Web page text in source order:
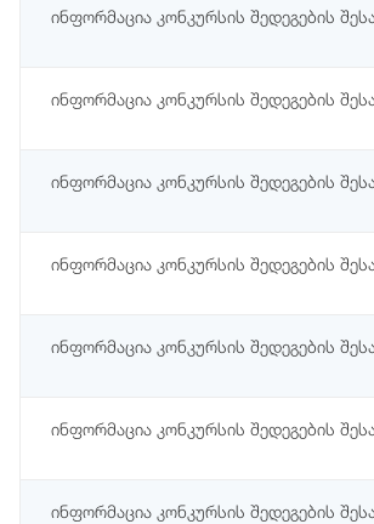
ინფორმაცია კონკურსის შედეგების
ინფორმაცია კონკურსის შედეგების
ინფორმაცია კონკურსის შედეგების
ინფორმაცია კონკურსის შედეგების
ინფორმაცია კონკურსის შედეგების
ინფორმაცია კონკურსის შედეგების
ინფორმაცია კონკურსის შედეგების